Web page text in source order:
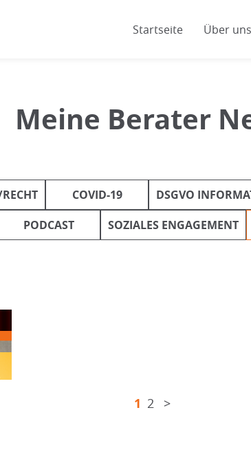
Startseite Über uns
Meine Berater
COVID-19 DSGVO
PODCAST SOZIALES ENGAGEMENT
1 2 >